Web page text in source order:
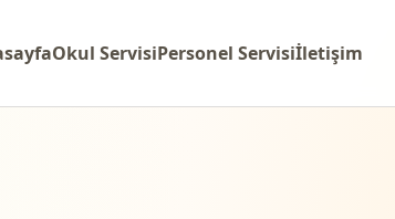
Okul ServisiPersonel Servisiİletişim